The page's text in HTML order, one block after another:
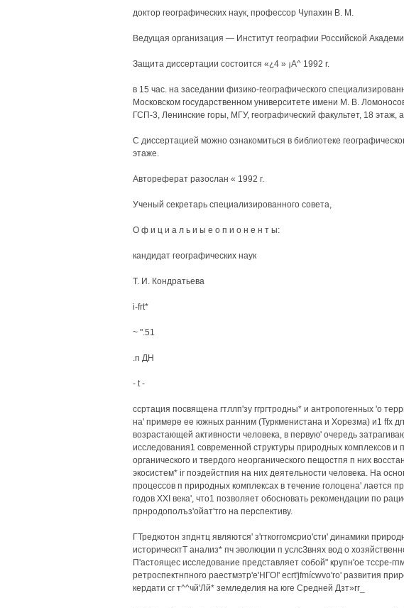
доктор географических наук, профессор Чупахин В. М.
Ведущая организация — Институт географии Российской
Защита диссертации состоится «¿4 » ¡А^ 1992 г.
в 15 час. на заседании физико-географического
Московском государственном университете имени М. В.
ГСП-3, Ленинские горы, МГУ, географический факультет, 18 этаж,
С диссертацией можно ознакомиться в библиотеке
этаже.
Автореферат разослан « 1992 г.
Ученый секретарь специализированного совета,
О ф и ц и а л ь и ы е о п и о н е н т ы:
кандидат географических наук
Т. И. Кондратьева
i-frt*
~ ".51
.n ДН
- t -
ссртация посвящена гтллп'зу ггргтродны* и антропогенных 'о
на' примере ее южных ранним (Туркменистана и Хорезма) и1 ffx
возрастающей активности человека, в первую' очередь
исследования1 современной структуры природных комплексов и
органического и твердого неорганического пещостпя п них
экосистем* ir поэдейстпия на них деятельности человека. На
процессов п природных комплексах в течение голоцена' лается
годов XXI века', что1 позволяет обосновать рекомендации по
прнродополъз'ойат'тго на перспективу.
ГТредкотон зпднтц являются' з'гткоггомсрио'сти' динамики
историческтТ анализ* пч эволюции п услсЗвнях вод о
П'астоящес исследование представляет собой" крупн'ое тссре-
ретроспектнпного раестмэтр'е'НГО!' ecrt'jfmícwvo'ro' развития
кердати сг т^^чй'Лй* земледелия на юге Средней Дзт»гг_